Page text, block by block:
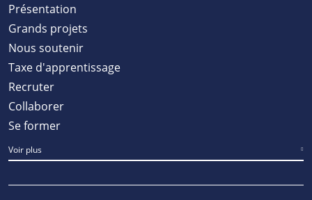
Présentation
Grands projets
Nous soutenir
Taxe d'apprentissage
Recruter
Collaborer
Se former
Voir plus